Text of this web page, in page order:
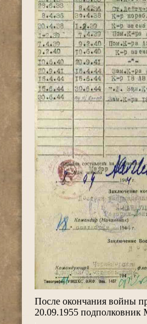
После окончания войны
20.09.1955 подполковник